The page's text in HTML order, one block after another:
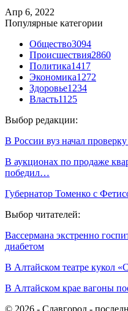
Апр 6, 2022
Популярные категории
Общество3094
Происшествия2860
Политика1417
Экономика1272
Здоровье1234
Власть1125
Выбор редакции:
В России вуз начал
В аукционах по продаже
победил…
Губернатор Томенко с
Выбор читателей:
Вассермана экстренно
диабетом
В Алтайском театре кукол
В Алтайском крае вагоны
© 2026 - Славгород -